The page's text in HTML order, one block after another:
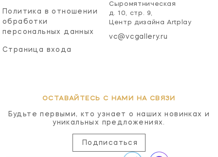
Политика в отношении
обработки
персональных данных
Страница входа
Сыромятническая
д. 10, стр. 9,
Центр дизайна Artplay
vc@vcgallery.ru
ОСТАВАЙТЕСЬ С НАМИ НА СВЯЗИ
Будьте первыми, кто узнает о наших новинках и
уникальных предложениях.
Подписаться